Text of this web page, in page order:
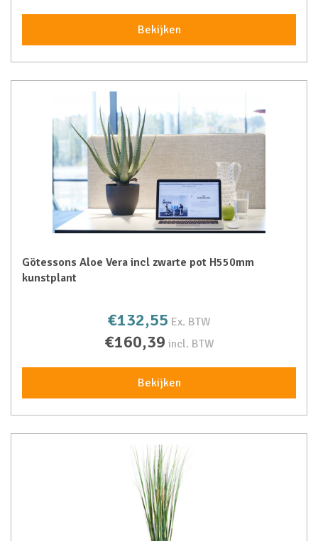
Bekijken
Götessons Aloe Vera incl zwarte pot H550mm
kunstplant
€132,55 Ex. BTW
€160,39 incl. BTW
Bekijken